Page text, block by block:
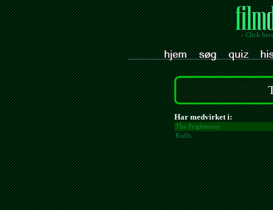
- Click
Har medvirket i:
The Frighteners
Kuffs